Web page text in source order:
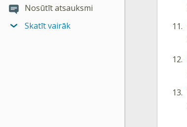
Nosūtīt atsauksmi
Skatīt vairāk
11.
12.
13.